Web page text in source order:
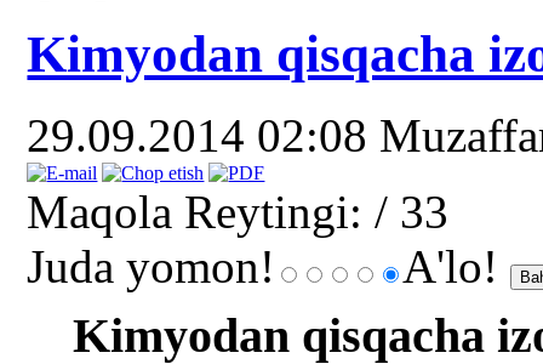
Kimyodan qisqacha
29.09.2014 02:08
Maqola Reytingi: / 33
Juda yomon!
A'lo!
Kimyodan qisqacha